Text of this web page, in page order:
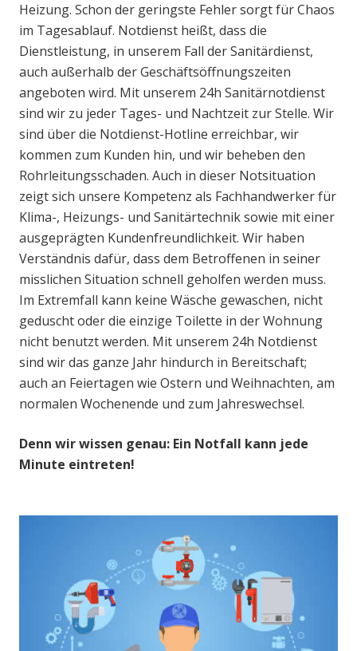
Heizung. Schon der geringste Fehler sorgt für Chaos
im Tagesablauf. Notdienst heißt, dass die
Dienstleistung, in unserem Fall der Sanitärdienst,
auch außerhalb der Geschäftsöffnungszeiten
angeboten wird. Mit unserem 24h Sanitärnotdienst
sind wir zu jeder Tages- und Nachtzeit zur Stelle. Wir
sind über die Notdienst-Hotline erreichbar, wir
kommen zum Kunden hin, und wir beheben den
Rohrleitungsschaden. Auch in dieser Notsituation
zeigt sich unsere Kompetenz als Fachhandwerker für
Klima-, Heizungs- und Sanitärtechnik sowie mit einer
ausgeprägten Kundenfreundlichkeit. Wir haben
Verständnis dafür, dass dem Betroffenen in seiner
misslichen Situation schnell geholfen werden muss.
Im Extremfall kann keine Wäsche gewaschen, nicht
geduscht oder die einzige Toilette in der Wohnung
nicht benutzt werden. Mit unserem 24h Notdienst
sind wir das ganze Jahr hindurch in Bereitschaft;
auch an Feiertagen wie Ostern und Weihnachten, am
normalen Wochenende und zum Jahreswechsel.
Denn wir wissen genau: Ein Notfall kann jede
Minute eintreten!